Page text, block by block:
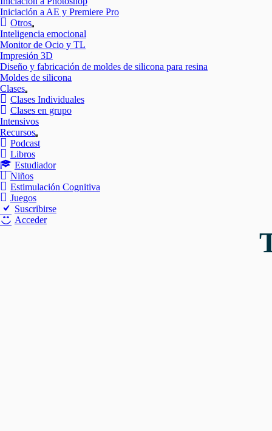
Iniciación a AE y Premiere Pro
Otros
Mostrar
el
submenú
Inteligencia emocional
Monitor de Ocio y TL
Impresión 3D
Diseño y fabricación de moldes de silicona para resina
Moldes de silicona
Clases
Mostrar
el
submenú
Clases Individuales
Clases en grupo
Intensivos
Recursos
Mostrar
el
Podcast
Libros
Estudiador
Niños
Estimulación Cognitiva
Juegos
Suscribirse
Acceder